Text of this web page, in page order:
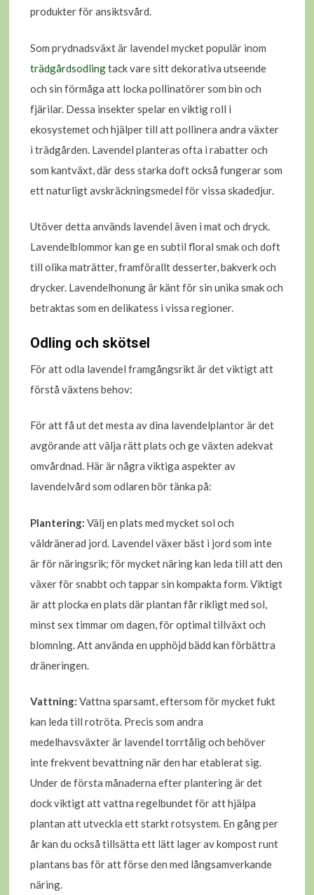
produkter för ansiktsvård.
Som prydnadsväxt är lavendel mycket populär inom
trädgårdsodlingtack vare sitt dekorativa utseende
och sin förmåga att locka pollinatörer som bin och
fjärilar. Dessa insekter spelar en viktig roll i
ekosystemet och hjälper till att pollinera andra växter
i trädgården. Lavendel planteras ofta i rabatter och
som kantväxt, där dess starka doft också fungerar som
ett naturligt avskräckningsmedel för vissa skadedjur.
Utöver detta används lavendel även i mat och dryck.
Lavendelblommor kan ge en subtil floral smak och doft
till olika maträtter, framförallt desserter, bakverk och
drycker. Lavendelhonung är känt för sin unika smak och
betraktas som en delikatess i vissa regioner.
Odling och skötsel
För att odla lavendel framgångsrikt är det viktigt att
förstå växtens behov:
För att få ut det mesta av dina lavendelplantor är det
avgörande att välja rätt plats och ge växten adekvat
omvårdnad. Här är några viktiga aspekter av
lavendelvård som odlaren bör tänka på:
Plantering: Välj en plats med mycket sol och
väldränerad jord. Lavendel växer bäst i jord som inte
är för näringsrik; för mycket näring kan leda till att den
växer för snabbt och tappar sin kompakta form. Viktigt
är att plocka en plats där plantan får rikligt med sol,
minst sex timmar om dagen, för optimal tillväxt och
blomning. Att använda en upphöjd bädd kan förbättra
dräneringen.
Vattning: Vattna sparsamt, eftersom för mycket fukt
kan leda till rotröta. Precis som andra
medelhavsväxter är lavendel torrtålig och behöver
inte frekvent bevattning när den har etablerat sig.
Under de första månaderna efter plantering är det
dock viktigt att vattna regelbundet för att hjälpa
plantan att utveckla ett starkt rotsystem. En gång per
år kan du också tillsätta ett lätt lager av kompost runt
plantans bas för att förse den med långsamverkande
näring.